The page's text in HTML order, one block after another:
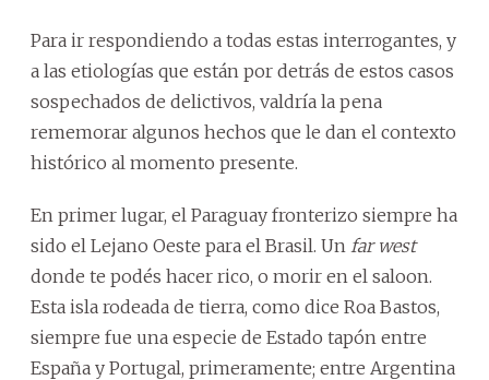
Para ir respondiendo a todas estas interrogantes, y
a las etiologías que están por detrás de estos casos
sospechados de delictivos, valdría la pena
rememorar algunos hechos que le dan el contexto
histórico al momento presente.
En primer lugar, el Paraguay fronterizo siempre ha
sido el Lejano Oeste para el Brasil. Un far west
donde te podés hacer rico, o morir en el saloon.
Esta isla rodeada de tierra, como dice Roa Bastos,
siempre fue una especie de Estado tapón entre
España y Portugal, primeramente; entre Argentina